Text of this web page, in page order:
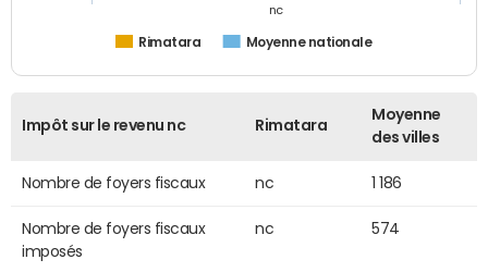
Rimatara Moyenne nationale
nc
Impôt sur le revenu nc Rimatara
Moyenne
des villes
Nombre de foyers fiscaux nc 1 186
Nombre de foyers fiscaux
imposés
nc 574